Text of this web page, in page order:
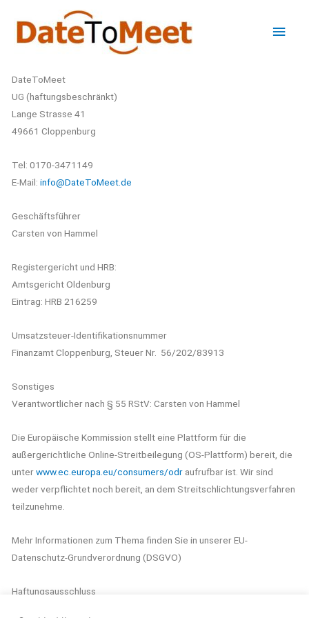
Inhalt
springen
DateToMeet
UG (haftungsbeschränkt)
Lange Strasse 41
49661 Cloppenburg
Tel: 0170-3471149
E-Mail:info@DateToMeet.de
Geschäftsführer
Carsten von Hammel
Registergericht und HRB:
Amtsgericht Oldenburg
Eintrag: HRB 216259
Umsatzsteuer-Identifikationsnummer
Finanzamt Cloppenburg, Steuer Nr. 56/202/83913
Sonstiges
Verantwortlicher nach § 55 RStV: Carsten von Hammel
Die Europäische Kommission stellt eine Plattform für die
außergerichtliche Online-Streitbeilegung (OS-Plattform) bereit, die
unterwww.ec.europa.eu/consumers/odr aufrufbar ist. Wir sind
weder verpflichtet noch bereit, an dem Streitschlichtungsverfahren
teilzunehme.
Mehr Informationen zum Thema finden Sie in unserer EU-
Datenschutz-Grundverordnung (DSGVO)
Haftungsausschluss